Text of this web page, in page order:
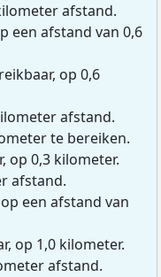
afstand.
een afstand van 0,6
op 0,6
afstand.
te bereiken.
op 0,3 kilometer.
afstand.
een afstand van
op 1,0 kilometer.
afstand.